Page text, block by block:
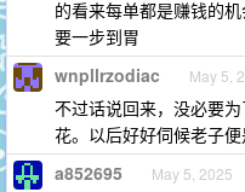
的看来每单都是赚钱的
要一步到胃
wnpllrzodiac May 5,
不过话说回来，没必要
花。以后好好伺候老子
a852695 May 5, 2025